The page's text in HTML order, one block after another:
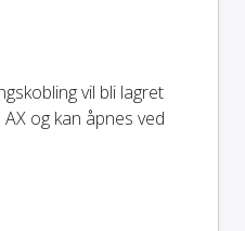
vil bli lagret
og kan åpnes ved